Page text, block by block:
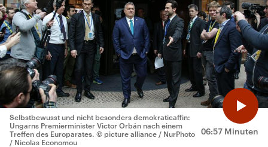
06:57 Minuten
Selbstbewusst und nicht besonders demokratieaffin:
Ungarns Premierminister Victor Orbán nach einem
Treffen des Europarates. © picture alliance / NurPhoto
/ Nicolas Economou